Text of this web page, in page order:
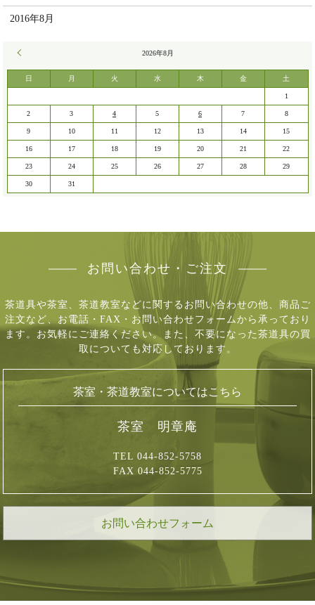
2016年8月
2026年8月
日 月 火 水 木 金 土
1
2 3 4 5 6 7 8
9 10 11 12 13 14 15
16 17 18 19 20 21 22
23 24 25 26 27 28 29
30 31
お問い合わせ・ご注文
茶道具や茶室、茶道教室などに関するお問い合わせの他、商品ご
注文など、 お電話・FAX・お問い合わせフォームから承っており
ます。お気軽にご連絡ください。 また、不要になった茶道具の買
取についても対応しております。
茶室・茶道教室についてはこちら
茶室 明章庵
TEL 044-852-5758
FAX 044-852-5775
お問い合わせフォーム